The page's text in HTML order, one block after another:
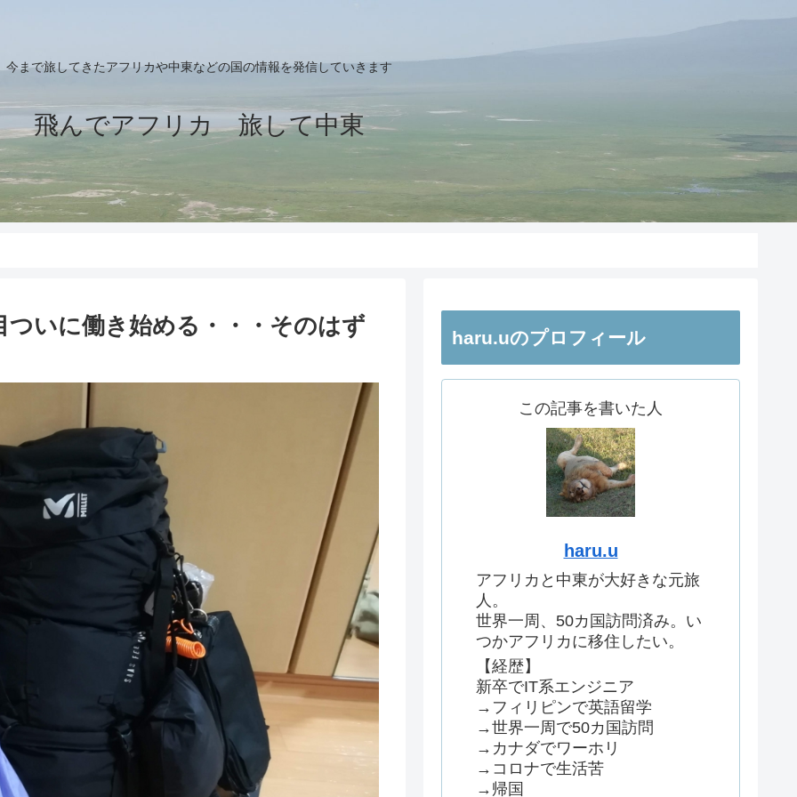
今まで旅してきたアフリカや中東などの国の情報を発信していきます
飛んでアフリカ 旅して中東
いに働き始める・・・そのはず haru.uのプロフィール
この記事を書いた人
haru.u
アフリカと中東が大好きな元旅
人。
世界一周、50カ国訪問済み。い
つかアフリカに移住したい。
【経歴】
新卒でIT系エンジニア
→フィリピンで英語留学
→世界一周で50カ国訪問
→カナダでワーホリ
→コロナで生活苦
→帰国